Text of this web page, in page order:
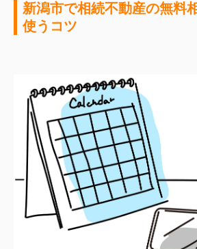
新潟市で相続不動産の無料
使うコツ